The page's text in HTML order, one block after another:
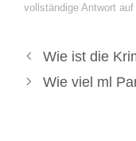
vollständige Antwort
Wie ist die
Wie viel ml